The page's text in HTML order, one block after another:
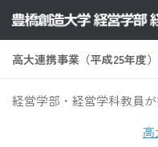
コンテンツへスキップ
高大連携事業（平成25年度）
経営学部・経営学科教員